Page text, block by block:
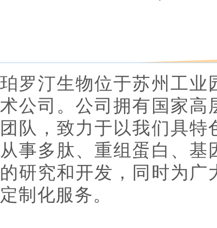
珀罗汀生物位于苏州工业
术公司。公司拥有国家高
团队，致力于以我们具特
从事多肽、重组蛋白、 基
的研究和开发，同时为广
定制化服务。